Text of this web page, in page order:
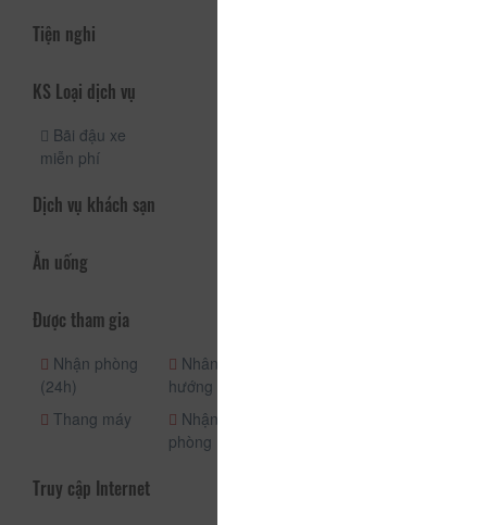
Tiện nghi
KS Loại dịch vụ
Bãi đậu xe
miễn phí
Dịch vụ khách sạn
Ăn uống
Được tham gia
Nhận phòng
(24h)
Nhân viên
hướng dẫn
Thang máy
Nhận/trả
phòng (riêng)
Truy cập Internet